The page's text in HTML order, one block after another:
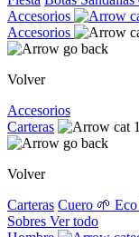
Accesorios
Accesorios
Volver
Accesorios
Carteras
Volver
Carteras Cuero 🌱
Sobres Ver todo